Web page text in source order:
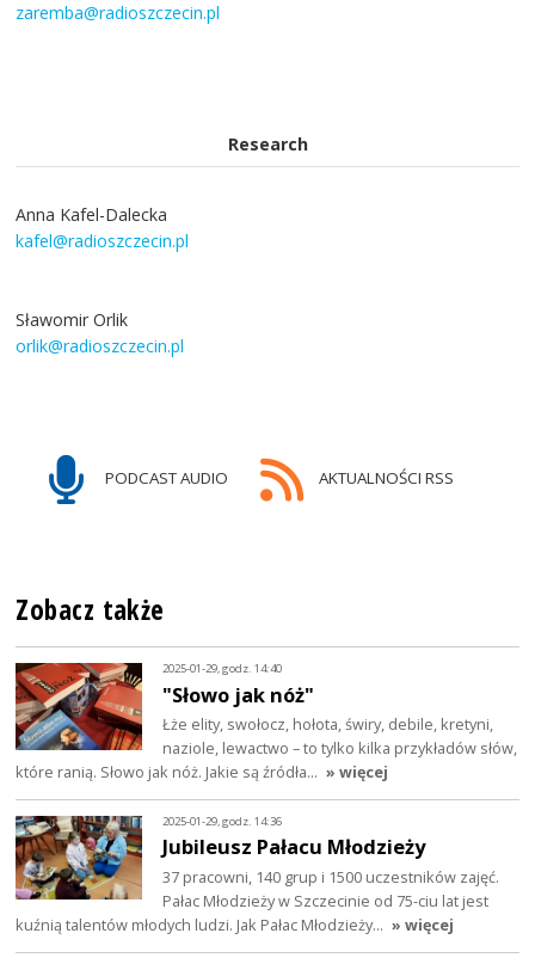
zaremba@radioszczecin.pl
Research
Anna Kafel-Dalecka
kafel@radioszczecin.pl
Sławomir Orlik
orlik@radioszczecin.pl
PODCAST AUDIO AKTUALNOŚCI RSS
Zobacz także
2025-01-29, godz. 14:40
"Słowo jak nóż"
Łże elity, swołocz, hołota, świry, debile, kretyni,
naziole, lewactwo – to tylko kilka przykładów słów,
które ranią. Słowo jak nóż. Jakie są źródła… » więcej
2025-01-29, godz. 14:36
Jubileusz Pałacu Młodzieży
37 pracowni, 140 grup i 1500 uczestników zajęć.
Pałac Młodzieży w Szczecinie od 75-ciu lat jest
kuźnią talentów młodych ludzi. Jak Pałac Młodzieży… » więcej